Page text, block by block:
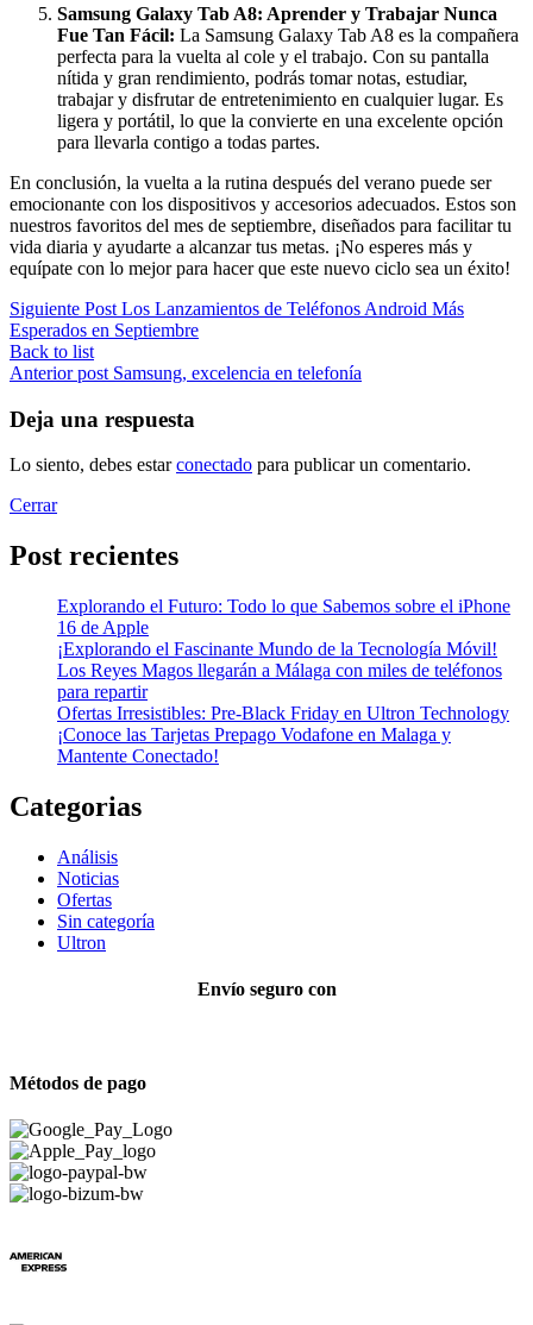
Samsung Galaxy Tab A8: Aprender y Trabajar Nunca
Fue Tan Fácil: La Samsung Galaxy Tab A8 es la compañera
perfecta para la vuelta al cole y el trabajo. Con su pantalla
nítida y gran rendimiento, podrás tomar notas, estudiar,
trabajar y disfrutar de entretenimiento en cualquier lugar. Es
ligera y portátil, lo que la convierte en una excelente opción
para llevarla contigo a todas partes.
En conclusión, la vuelta a la rutina después del verano puede ser
emocionante con los dispositivos y accesorios adecuados. Estos son
nuestros favoritos del mes de septiembre, diseñados para facilitar tu
vida diaria y ayudarte a alcanzar tus metas. ¡No esperes más y
equípate con lo mejor para hacer que este nuevo ciclo sea un éxito!
Siguiente Post Los Lanzamientos de Teléfonos Android Más
Esperados en Septiembre
Back to list
Anterior post Samsung, excelencia en telefonía
Deja una respuesta
Lo siento, debes estarconectado para publicar un comentario.
Cerrar
Post recientes
Explorando el Futuro: Todo lo que Sabemos sobre el iPhone
16 de Apple
¡Explorando el Fascinante Mundo de la Tecnología Móvil!
Los Reyes Magos llegarán a Málaga con miles de teléfonos
para repartir
Ofertas Irresistibles: Pre-Black Friday en Ultron Technology
¡Conoce las Tarjetas Prepago Vodafone en Malaga y
Mantente Conectado!
Categorias
Análisis
Noticias
Ofertas
Sin categoría
Ultron
Envío seguro con
Métodos de pago